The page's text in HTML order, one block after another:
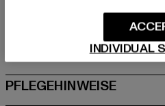
GRÖSSE & PASSFORM
PFLEGEHINWEISE
INDIVIDUAL